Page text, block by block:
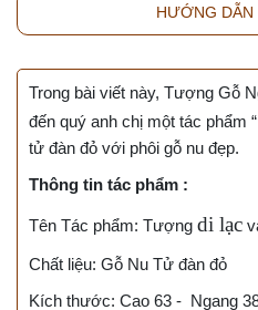
HƯỚNG DẪN
Trong bài viết này, Tượng Gỗ
đến quý anh chị một tác phẩm
tử đàn đỏ với phôi gỗ nu đẹp.
Thông tin tác phẩm :
Tên Tác phẩm: Tượng di lạc
Chất liệu: Gỗ Nu Tử đàn đỏ
Kích thước: Cao 63 - Ngang